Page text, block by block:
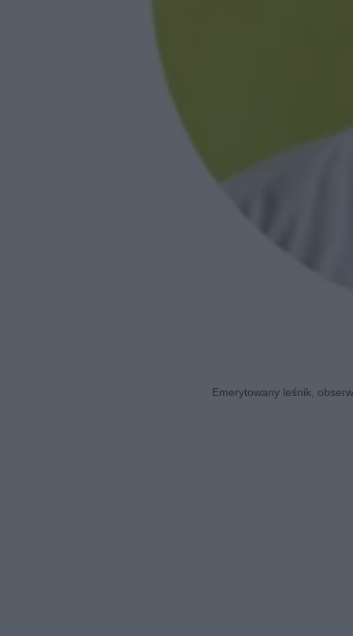
Emerytowany leśnik,